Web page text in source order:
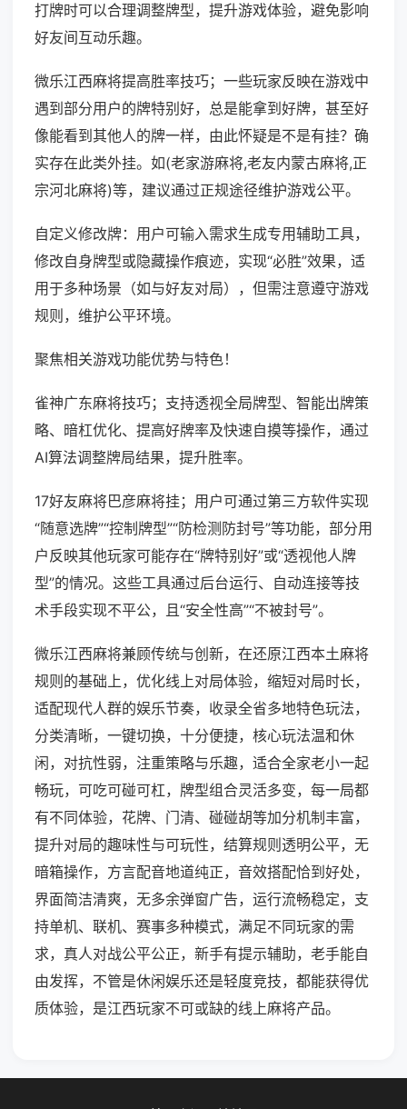
打牌时可以合理调整牌型，提升游戏体验，避免影响
好友间互动乐趣。
微乐江西麻将提高胜率技巧；一些玩家反映在游戏中
遇到部分用户的牌特别好，总是能拿到好牌，甚至好
像能看到其他人的牌一样，由此怀疑是不是有挂？确
实存在此类外挂。如(老家游麻将,老友内蒙古麻将,正
宗河北麻将)等，建议通过正规途径维护游戏公平。
自定义修改牌：用户可输入需求生成专用辅助工具，
修改自身牌型或隐藏操作痕迹，实现“必胜”效果，适
用于多种场景（如与好友对局），但需注意遵守游戏
规则，维护公平环境。
聚焦相关游戏功能优势与特色！
雀神广东麻将技巧；支持透视全局牌型、智能出牌策
略、暗杠优化、提高好牌率及快速自摸等操作，通过
AI算法调整牌局结果，提升胜率。
17好友麻将巴彦麻将挂；用户可通过第三方软件实现
“随意选牌”“控制牌型”“防检测防封号”等功能，部分用
户反映其他玩家可能存在“牌特别好”或“透视他人牌
型”的情况。这些工具通过后台运行、自动连接等技
术手段实现不平公，且“安全性高”“不被封号”。
微乐江西麻将兼顾传统与创新，在还原江西本土麻将
规则的基础上，优化线上对局体验，缩短对局时长，
适配现代人群的娱乐节奏，收录全省多地特色玩法，
分类清晰，一键切换，十分便捷，核心玩法温和休
闲，对抗性弱，注重策略与乐趣，适合全家老小一起
畅玩，可吃可碰可杠，牌型组合灵活多变，每一局都
有不同体验，花牌、门清、碰碰胡等加分机制丰富，
提升对局的趣味性与可玩性，结算规则透明公平，无
暗箱操作，方言配音地道纯正，音效搭配恰到好处，
界面简洁清爽，无多余弹窗广告，运行流畅稳定，支
持单机、联机、赛事多种模式，满足不同玩家的需
求，真人对战公平公正，新手有提示辅助，老手能自
由发挥，不管是休闲娱乐还是轻度竞技，都能获得优
质体验，是江西玩家不可或缺的线上麻将产品。